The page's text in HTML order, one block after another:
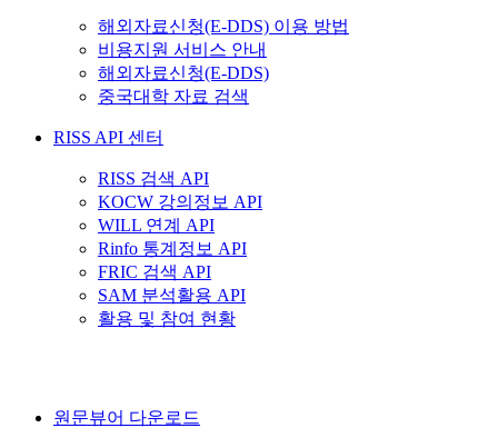
해외자료신청(E-DDS) 이용 방법
비용지원 서비스 안내
해외자료신청(E-DDS)
중국대학 자료 검색
RISS API 센터
RISS 검색 API
KOCW 강의정보 API
WILL 연계 API
Rinfo 통계정보 API
FRIC 검색 API
SAM 분석활용 API
활용 및 참여 현황
원문뷰어 다운로드